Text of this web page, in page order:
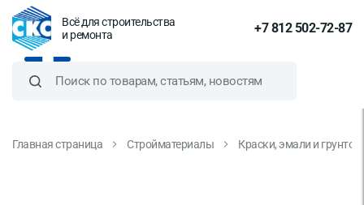
Всё для строительства
и ремонта
+7 812 502-72-87
Главная страница Стройматериалы Краски, эмали и